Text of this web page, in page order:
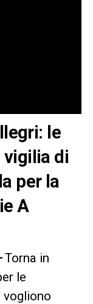
le
vigilia di
per la
A
Torna in
le
vogliono